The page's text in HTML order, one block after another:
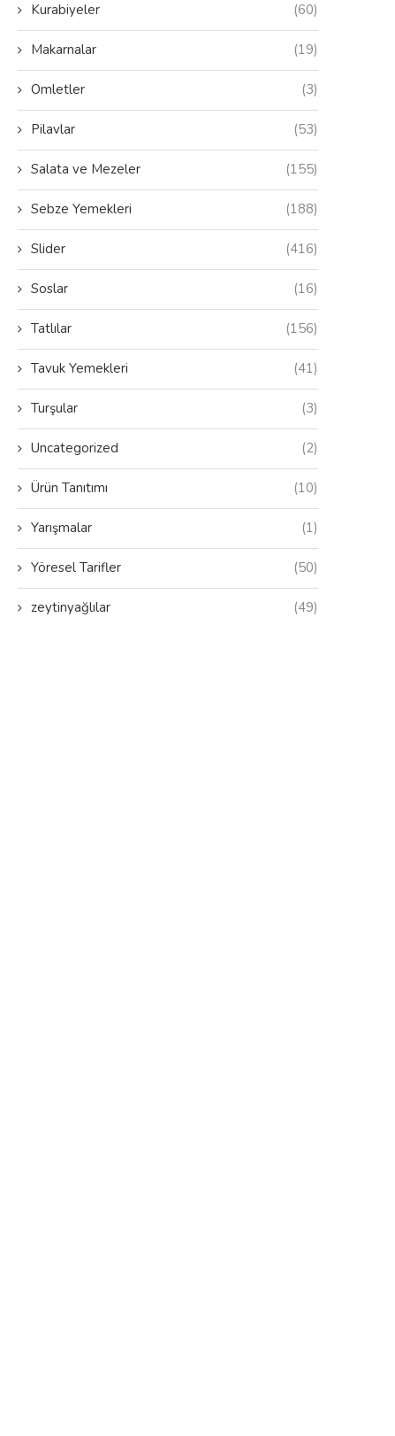
Hazır Baklava Yufkasından Fıstıklı
Hazır Yufka Ile
Kurabiyeler (60)
Makarnalar (19)
Omletler (3)
Pilavlar (53)
Salata ve Mezeler (155)
Sebze Yemekleri (188)
Slider (416)
Soslar (16)
Tatlılar (156)
Tavuk Yemekleri (41)
Turşular (3)
Uncategorized (2)
Ürün Tanıtımı (10)
Yarışmalar (1)
Yöresel Tarifler (50)
zeytinyağlılar (49)